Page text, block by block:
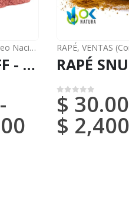
RAPÉ SNUFF - JUREMA PRETA / 5gr a 100gr / - (Mimosa Hostilis) - 100 % Natural
-
RAPÉ, VENTAS
0de 5
$ 30.00
$